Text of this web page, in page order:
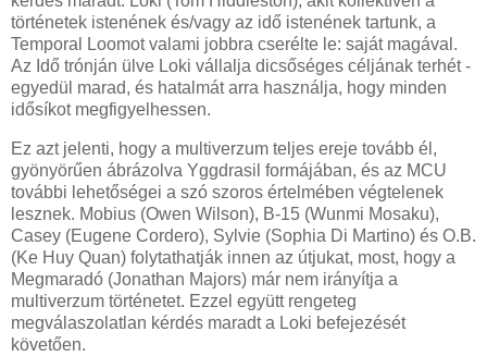
történetek istenének és/vagy az idő istenének tartunk, a
Temporal Loomot valami jobbra cserélte le: saját magával.
Az Idő trónján ülve Loki vállalja dicsőséges céljának terhét -
egyedül marad, és hatalmát arra használja, hogy minden
idősíkot megfigyelhessen.
Ez azt jelenti, hogy a multiverzum teljes ereje tovább él,
gyönyörűen ábrázolva Yggdrasil formájában, és az MCU
további lehetőségei a szó szoros értelmében végtelenek
lesznek. Mobius (Owen Wilson), B-15 (Wunmi Mosaku),
Casey (Eugene Cordero), Sylvie (Sophia Di Martino) és O.B.
(Ke Huy Quan) folytathatják innen az útjukat, most, hogy a
Megmaradó (Jonathan Majors) már nem irányítja a
multiverzum történetet. Ezzel együtt rengeteg
megválaszolatlan kérdés maradt a Loki befejezését
követően.